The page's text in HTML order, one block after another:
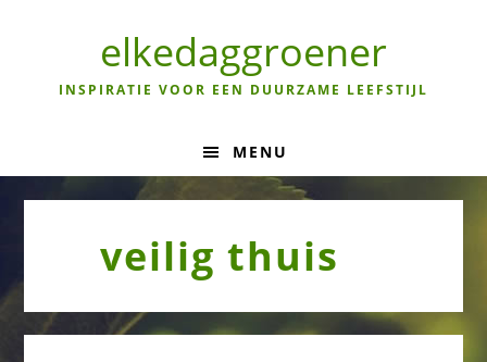
navigation
elkedaggroener
INSPIRATIE VOOR EEN DUURZAME LEEFSTIJL
MENU
veilig thuis